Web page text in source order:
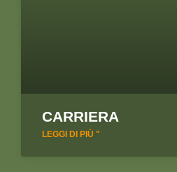
CARRIERA
LEGGI DI PIÙ "